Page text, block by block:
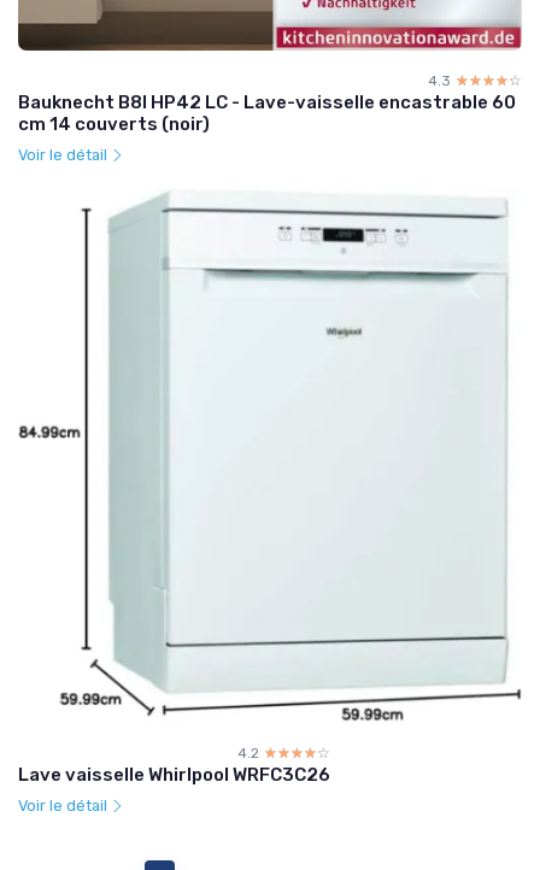
4.3 ☆☆☆☆☆
★★★★★
Bauknecht B8I HP42 LC - Lave-vaisselle encastrable 60
cm 14 couverts (noir)
Voir le détail
4.2 ☆☆☆☆☆
★★★★★
Lave vaisselle Whirlpool WRFC3C26
Voir le détail